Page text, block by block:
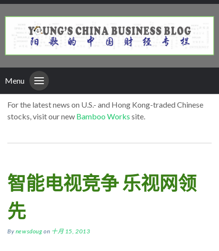
Menu
For the latest news on U.S.- and Hong Kong-traded Chinese
stocks, visit our new Bamboo Works site.
智能电视竞争 乐视网领
先
By newsdoug on 十月 15, 2013